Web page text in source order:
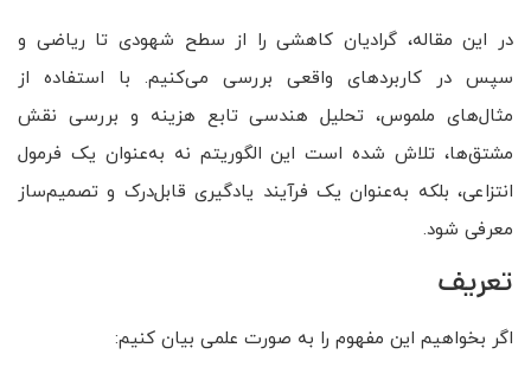
در این مقاله، گرادیان کاهشی را از سطح شهودی تا ریاضی و
سپس در کاربردهای واقعی بررسی می‌کنیم. با استفاده از
مثال‌های ملموس، تحلیل هندسی تابع هزینه و بررسی نقش
مشتق‌ها، تلاش شده است این الگوریتم نه به‌عنوان یک فرمول
انتزاعی، بلکه به‌عنوان یک فرآیند یادگیری قابل‌درک و تصمیم‌ساز
معرفی شود.
تعریف
اگر بخواهیم این مفهوم را به صورت علمی بیان کنیم: